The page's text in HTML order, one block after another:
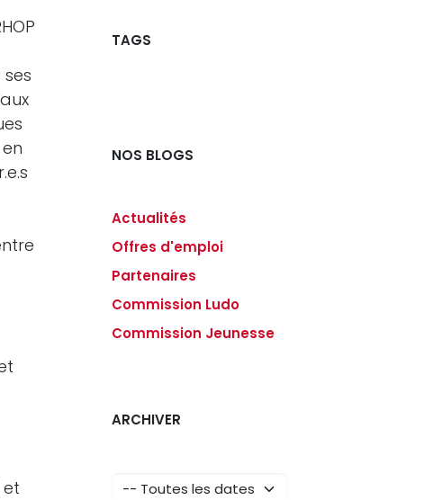
et
TAGS
NOS BLOGS
Actualités
Offres d'emploi
Partenaires
Commission Ludo
Commission Jeunesse
ARCHIVER